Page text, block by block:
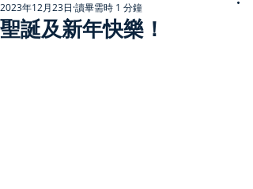
聖誕及新年快樂！
2023年12月23日 讀畢需時 1 分鐘